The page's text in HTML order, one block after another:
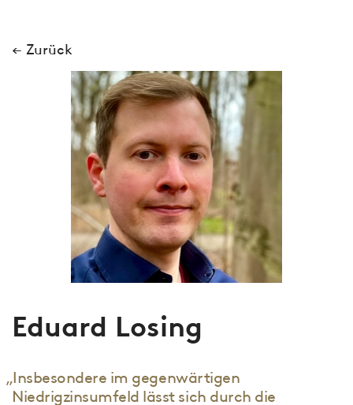
← Zurück
Eduard Losing
„Insbesondere im gegenwärtigen
Niedrigzinsumfeld lässt sich durch die